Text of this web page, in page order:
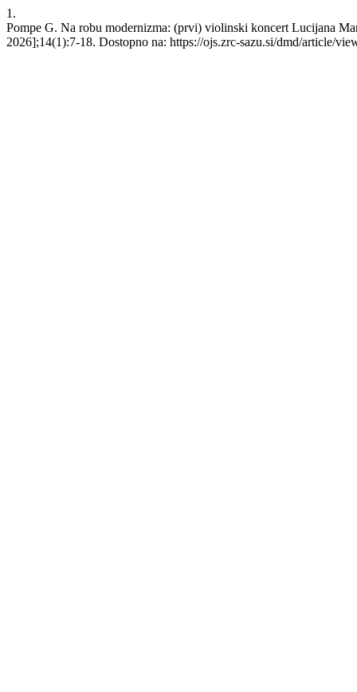
1.
Pompe G. Na robu modernizma: (prvi) violinski koncert Lucijana
2026];14(1):7-18. Dostopno na: https://ojs.zrc-sazu.si/dmd/article/